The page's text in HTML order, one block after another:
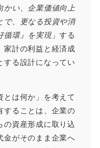
かい、企業価値向上
で、更なる投資や消
循環』を実現」する
計の利益と経済成
する設計になってい
とは何か」を考えて
することは、企業の
の資産形成に取り込
金がそのまま企業へ